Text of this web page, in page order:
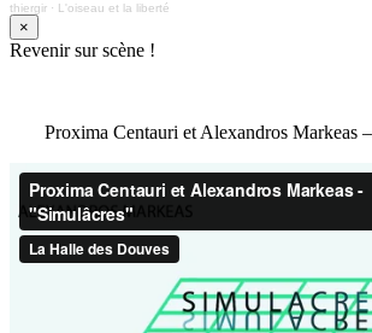
thiergir · L'oiseau et la liberté
×
Revenir sur scène !
Proxima Centauri et Alexandros Markeas